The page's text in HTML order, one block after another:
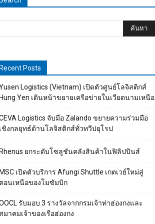
Posts
Logistics (Vietnam) เปิดตัวศูนย์โลจิสติกส์
Yen เดินหน้าขยายเครือข่ายในเวียดนามเหนือ
Logistics จับมือ Zalando ขยายความร่วมมือ
ชิงกลยุทธ์ด้านโลจิสติกส์ทั่วทวีปยุโรป
ยกระดับโซลูชันคลังสินค้าในฟิลิปปินส์
เปิดตัวบริการ Afungi Shuttle เกตเวย์ใหม่สู่
อนเหนือของโมซัมบิก
รับมอบ 3 รางวัลจากกรมเจ้าท่าฮ่องกงและ
มาคมเจ้าของเรือฮ่องกง